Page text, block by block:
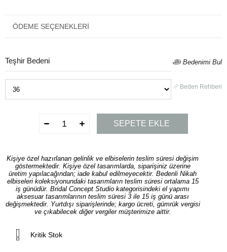
ÖDEME SEÇENEKLERI
Bedenimi Bul
Beden Rehberi
Teşhir Bedeni
Kişiye özel hazırlanan gelinlik ve elbiselerin teslim süresi değişim
göstermektedir. Kişiye özel tasarımlarda, siparişiniz üzerine
üretim yapılacağından; iade kabul edilmeyecektir. Bedenli Nikah
elbiseleri koleksiyonundaki tasarımların teslim süresi ortalama 15
iş günüdür. Bridal Concept Studio kategorisindeki el yapımı
aksesuar tasarımlarının teslim süresi 3 ile 15 iş günü arası
değişmektedir. Yurtdışı siparişlerinde; kargo ücreti, gümrük vergisi
ve çıkabilecek diğer vergiler müşterimize aittir.
Kritik Stok